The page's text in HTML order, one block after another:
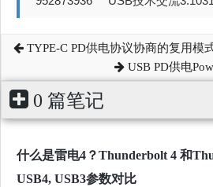
TYPE-C PD供电协议协商的复用模
USB PD供电
0 篇笔记
什么是雷电4？Thunderbolt 4 和
USB4, USB3参数对比